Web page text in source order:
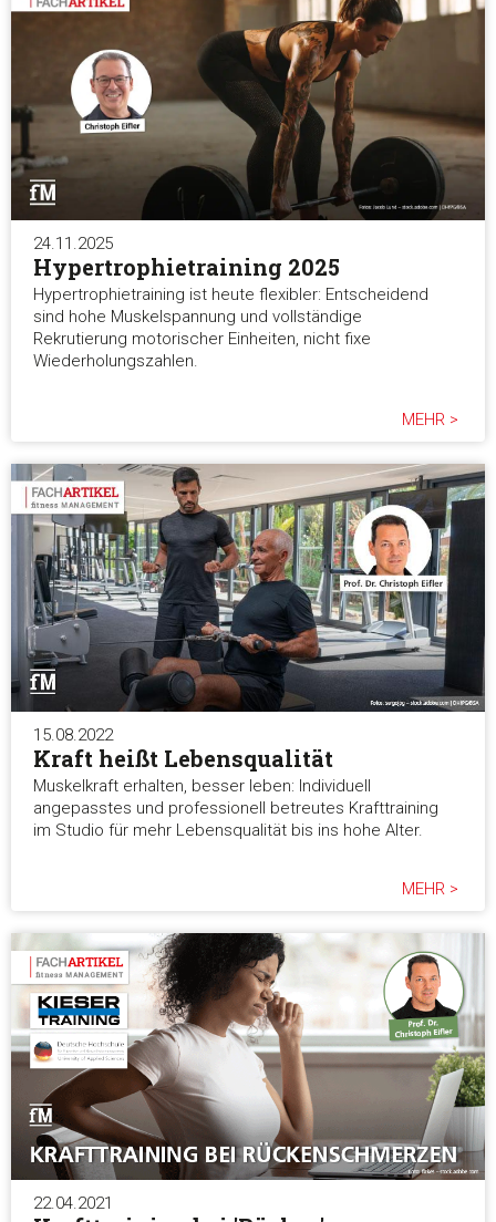
24.11.2025
Hypertrophietraining 2025
Hypertrophietraining ist heute flexibler: Entscheidend
sind hohe Muskelspannung und vollständige
Rekrutierung motorischer Einheiten, nicht fixe
Wiederholungszahlen.
MEHR >
15.08.2022
Kraft heißt Lebensqualität
Muskelkraft erhalten, besser leben: Individuell
angepasstes und professionell betreutes Krafttraining
im Studio für mehr Lebensqualität bis ins hohe Alter.
MEHR >
22.04.2021